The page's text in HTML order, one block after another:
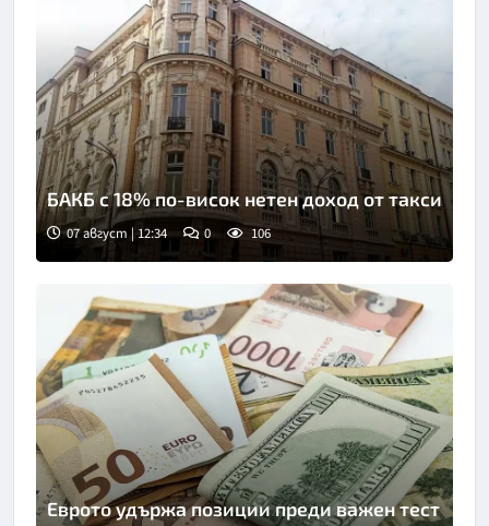
БАКБ с 18% по-висок нетен доход от такси
07 август | 12:34 0 106
Еврото удържа позиции преди важен тест